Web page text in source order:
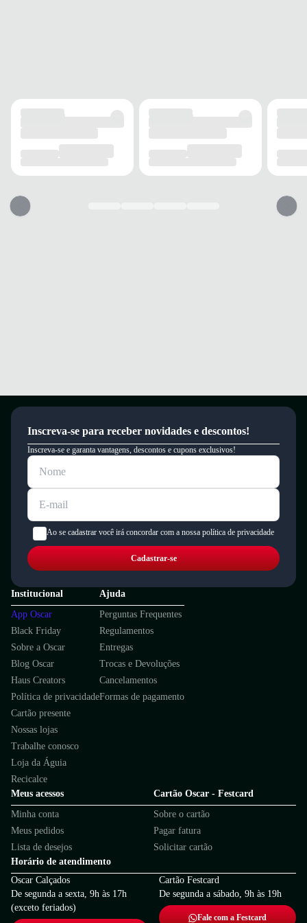
Inscreva-se para receber novidades e descontos!
Inscreva-se e garanta vantagens, descontos e cupons exclusivos!
Ao se cadastrar você irá concordar com a nossa política de privacidade
Cadastrar-se
Institucional
App Oscar
Black Friday
Sobre a Oscar
Blog Oscar
Haus Creators
Política de privacidade
Cartão presente
Nossas lojas
Trabalhe conosco
Loja da Águia
Recicalce
Ajuda
Perguntas Frequentes
Regulamentos
Entregas
Trocas e Devoluções
Cancelamentos
Formas de pagamento
Meus acessos
Minha conta
Meus pedidos
Lista de desejos
Cartão Oscar - Festcard
Sobre o cartão
Pagar fatura
Solicitar cartão
Horário de atendimento
Oscar Calçados
De segunda a sexta, 9h às 17h
(exceto feriados)
Cartão Festcard
De segunda a sábado, 9h às 19h
Fale com a Festcard